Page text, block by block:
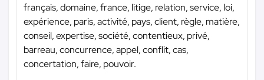
français, domaine, france, litige, relation, service, loi,
expérience, paris, activité, pays, client, règle, matière,
conseil, expertise, société, contentieux, privé,
barreau, concurrence, appel, conflit, cas,
concertation, faire, pouvoir.